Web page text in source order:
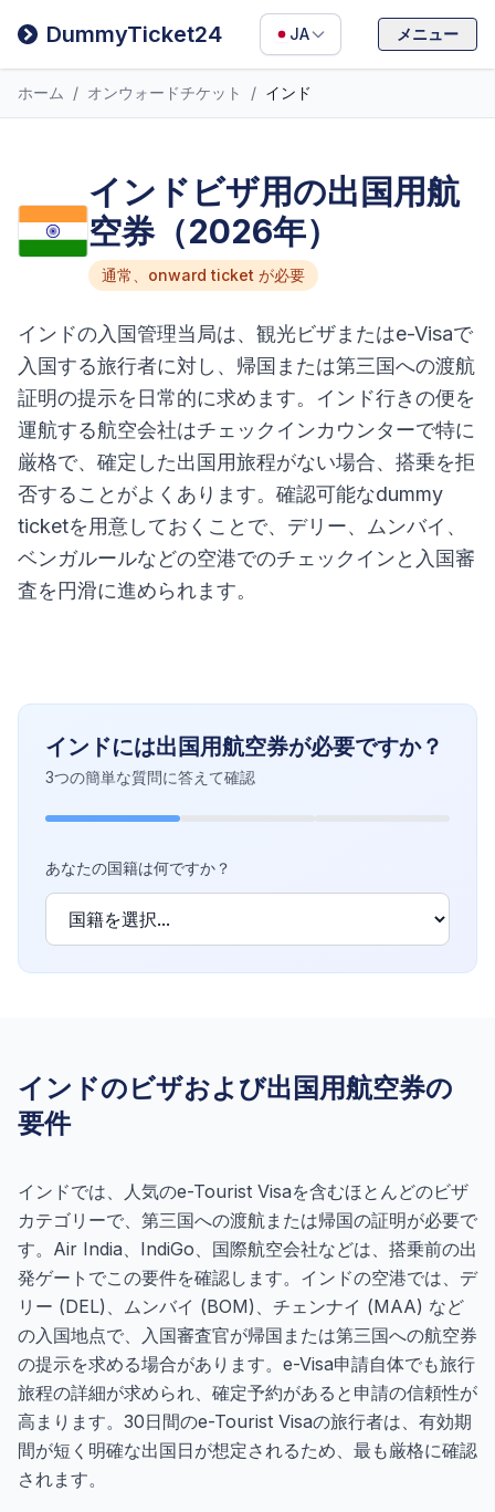
DummyTicket24 JA
Filipino
Deutsch
Español
メニュー
ホーム / オンウォードチケット / インド
インドビザ用の出国用航
空券（2026年）
通常、onward ticket が必要
インドの入国管理当局は、観光ビザまたはe-Visaで
入国する旅行者に対し、帰国または第三国への渡航
証明の提示を日常的に求めます。インド行きの便を
運航する航空会社はチェックインカウンターで特に
厳格で、確定した出国用旅程がない場合、搭乗を拒
否することがよくあります。確認可能なdummy
ticketを用意しておくことで、デリー、ムンバイ、
ベンガルールなどの空港でのチェックインと入国審
査を円滑に進められます。
インドには出国用航空券が必要ですか？
3つの簡単な質問に答えて確認
あなたの国籍は何ですか？
インドのビザおよび出国用航空券の
要件
インドでは、人気のe-Tourist Visaを含むほとんどのビザ
カテゴリーで、第三国への渡航または帰国の証明が必要で
す。Air India、IndiGo、国際航空会社などは、搭乗前の出
発ゲートでこの要件を確認します。インドの空港では、デ
リー (DEL)、ムンバイ (BOM)、チェンナイ (MAA) など
の入国地点で、入国審査官が帰国または第三国への航空券
の提示を求める場合があります。e-Visa申請自体でも旅行
旅程の詳細が求められ、確定予約があると申請の信頼性が
高まります。30日間のe-Tourist Visaの旅行者は、有効期
間が短く明確な出国日が想定されるため、最も厳格に確認
されます。